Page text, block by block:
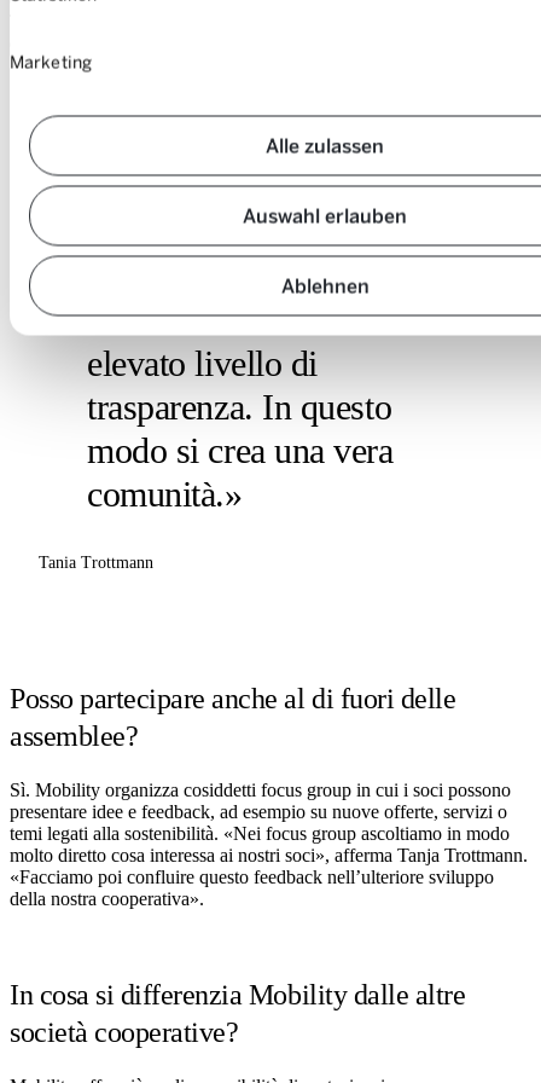
Marketing
Alle zulassen
Auswahl erlauben
Ablehnen
«Coinvolgiamo i soci
anche in questioni che
esulano dai requisiti
formali e manteniamo un
elevato livello di
trasparenza. In questo
modo si crea una vera
comunità.»
Tania Trottmann
Posso partecipare anche al di fuori delle
assemblee?
Sì. Mobility organizza cosiddetti focus group in cui i soci possono
presentare idee e feedback, ad esempio su nuove offerte, servizi o
temi legati alla sostenibilità. «Nei focus group ascoltiamo in modo
molto diretto cosa interessa ai nostri soci», afferma Tanja Trottmann.
«Facciamo poi confluire questo feedback nell’ulteriore sviluppo
della nostra cooperativa».
In cosa si differenzia Mobility dalle altre
società cooperative?